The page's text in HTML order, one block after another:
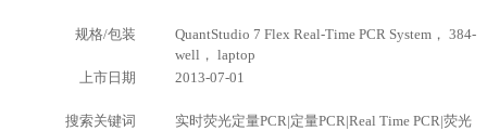
规格/包装
QuantStudio 7 Flex Real-Time PCR System， 384-
well， laptop
上市日期
2013-07-01
搜索关键词
实时荧光定量PCR|定量PCR|Real Time PCR|荧光